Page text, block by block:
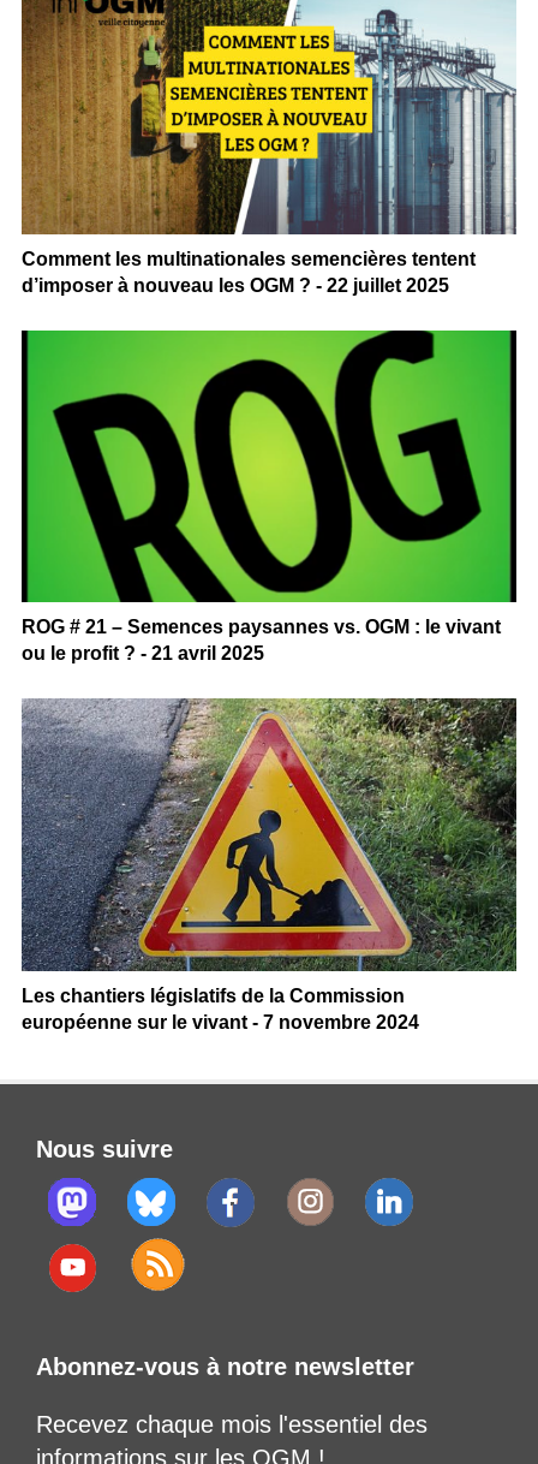
Comment les multinationales semencières tentent
d’imposer à nouveau les OGM ? - 22 juillet 2025
ROG # 21 – Semences paysannes vs. OGM : le vivant
ou le profit ? - 21 avril 2025
Les chantiers législatifs de la Commission
européenne sur le vivant - 7 novembre 2024
Nous suivre
Abonnez-vous à notre newsletter
Recevez chaque mois l'essentiel des
informations sur les OGM !